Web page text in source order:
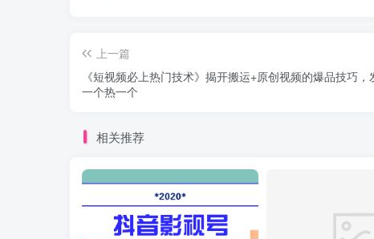
上一篇
《短视频必上热门技术》揭开搬运+原创视频的爆品技巧，
一个热一个
相关推荐